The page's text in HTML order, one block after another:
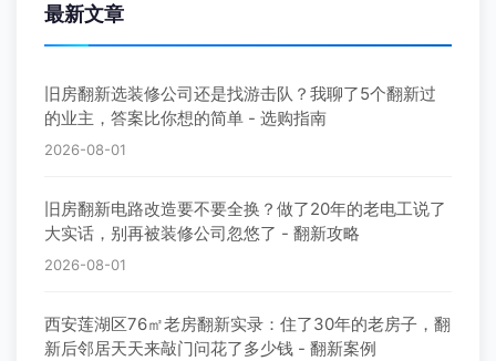
最新文章
旧房翻新选装修公司还是找游击队？我聊了5个翻新过
的业主，答案比你想的简单 - 选购指南
2026-08-01
旧房翻新电路改造要不要全换？做了20年的老电工说了
大实话，别再被装修公司忽悠了 - 翻新攻略
2026-08-01
西安莲湖区76㎡老房翻新实录：住了30年的老房子，翻
新后邻居天天来敲门问花了多少钱 - 翻新案例